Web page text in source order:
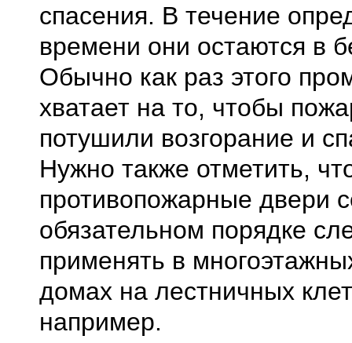
спасения. В течение
времени они остаются в
Обычно как раз этого
хватает на то, чтобы
потушили возгорание и
Нужно также отметить,
противопожарные двери
обязательном порядке
применять в
домах на лестничных
например.